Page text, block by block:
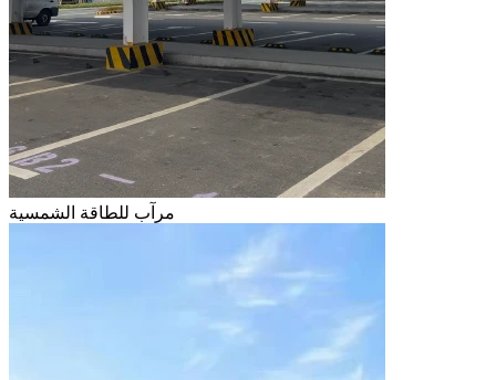
مرآب للطاقة الشمسية